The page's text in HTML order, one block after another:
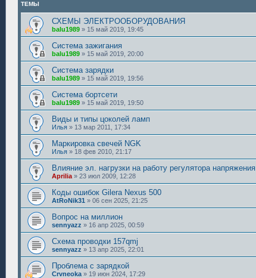
ТЕМЫ
СХЕМЫ ЭЛЕКТРООБОРУДОВАНИЯ
balu1989 » 15 май 2019, 19:45
Система зажигания
balu1989 » 15 май 2019, 20:00
Система зарядки
balu1989 » 15 май 2019, 19:56
Система бортсети
balu1989 » 15 май 2019, 19:50
Виды и типы цоколей ламп
Илья » 13 мар 2011, 17:34
Маркировка свечей NGK
Илья » 18 фев 2010, 21:17
Влияние эл. нагрузки на работу регулятора напряжения
Aprilia » 23 июл 2009, 12:28
Коды ошибок Gilera Nexus 500
AtRoNik31 » 06 сен 2025, 21:25
Вопрос на миллион
sennyazz » 16 апр 2025, 00:59
Схема проводки 157qmj
sennyazz » 13 апр 2025, 22:01
Проблема с зарядкой
Crvneoka » 19 июн 2024, 17:29